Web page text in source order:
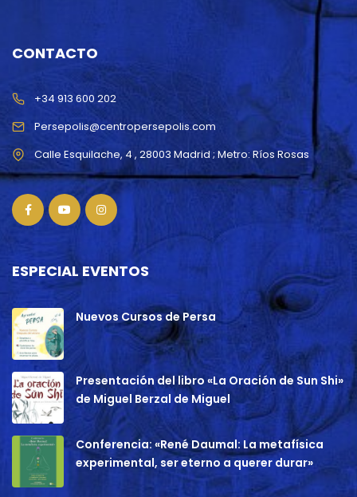
CONTACTO
Persepolis@centropersepolis.com
+34 913 600 202
ESPECIAL EVENTOS
Nuevos Cursos de Persa
Presentación del libro «La Oración de Sun Shi»
de Miguel Berzal de Miguel
Conferencia: «René Daumal: La metafísica
experimental, ser eterno a querer durar»